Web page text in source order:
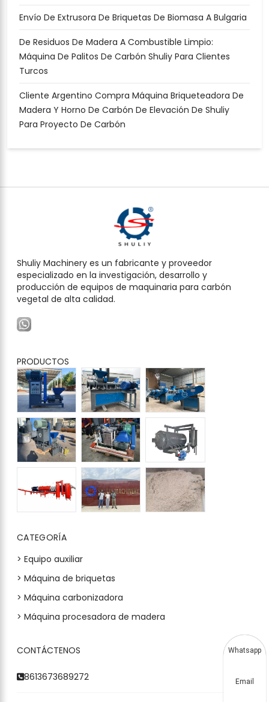
Envío De Extrusora De Briquetas De Biomasa A Bulgaria
De Residuos De Madera A Combustible Limpio:
Máquina De Palitos De Carbón Shuliy Para Clientes
Turcos
Cliente Argentino Compra Máquina Briqueteadora De
Madera Y Horno De Carbón De Elevación De Shuliy
Para Proyecto De Carbón
Shuliy Machinery es un fabricante y proveedor
especializado en la investigación, desarrollo y
producción de equipos de maquinaria para carbón
vegetal de alta calidad.
PRODUCTOS
CATEGORÍA
> Equipo auxiliar
> Máquina de briquetas
> Máquina carbonizadora
> Máquina procesadora de madera
CONTÁCTENOS
8613673689272
Whatsapp
Email